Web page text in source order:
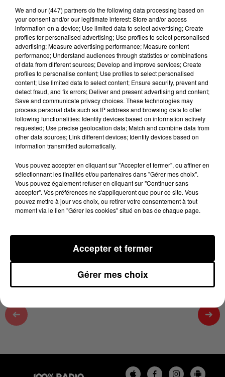
Lecture (2 min 55 sec)
Wilfried Penela
100% Loisir avec Thomas Cabrol
THOMAS CABROL SUR 100%, CHRONIQUE DU
11/05/2025
notre chef étoilé de la Villa Pinewood, restaurent dans
We and our (447) partnersdo the following data processing based on
your consent and/or our legitimate interest: Store and/or access
information on a device; Use limited data to select advertising; Create
profiles for personalised advertising; Use profiles to select personalised
advertising; Measure advertising performance; Measure content
performance; Understand audiences through statistics or combinations
of data from different sources; Develop and improve services; Create
profiles to personalise content; Use profiles to select personalised
content; Use limited data to select content; Ensure security, prevent and
detect fraud, and fix errors; Deliver and present advertising and content;
Save and communicate privacy choices. These technologies may
process personal data such as IP address and browsing data to offer
following functionalities: Identify devices based on information actively
requested; Use precise geolocation data; Match and combine data from
other data sources; Link different devices; Identify devices based on
information transmitted automatically.
Vous pouvez accepter en cliquant sur "Accepter et fermer", ou affiner en
sélectionnant les finalités et/ou partenaires dans "Gérer mes choix".
Vous pouvez également refuser en cliquant sur "Continuer sans
accepter". Vos préférences ne s'appliqueront que pour ce site. Vous
pouvez mettre à jour vos choix, ou retirer votre consentement à tout
moment via le lien "Gérer les cookies" situé en bas de chaque page.
Gérer mes choix
Accepter et fermer